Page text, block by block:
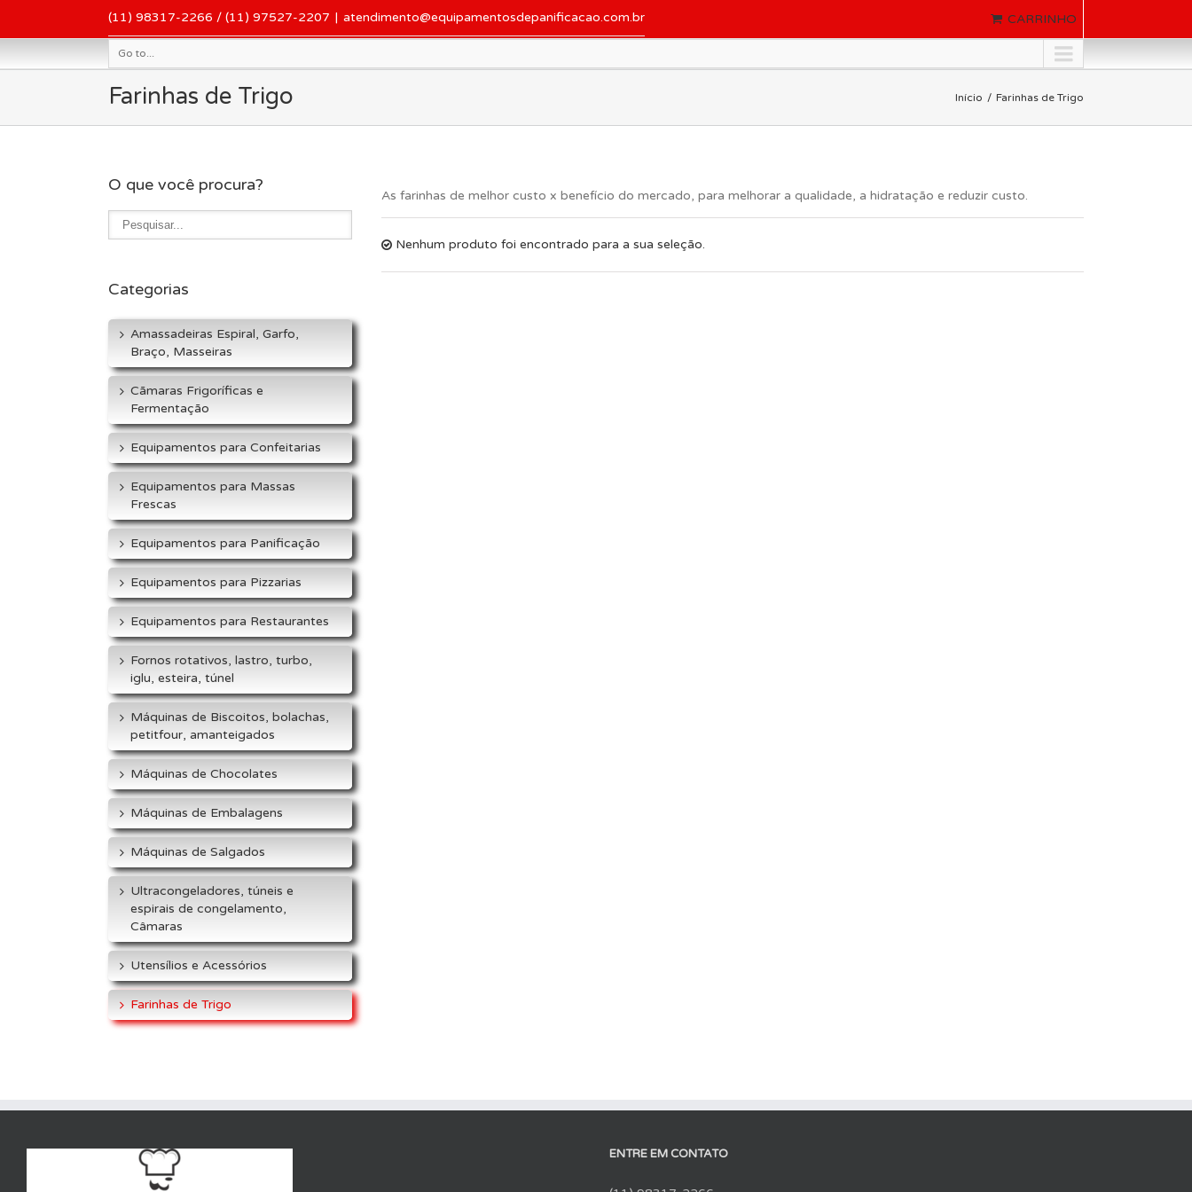
(11) 98317-2266 / (11) 97527-2207 | atendimento@equipamentosdepanificacao.com.br CARRINHO
Go to...
Farinhas de Trigo Início Farinhas de Trigo
As farinhas de melhor custo x benefício do mercado, para melhorar a qualidade, a hidratação e reduzir custo.
Nenhum produto foi encontrado para a sua seleção.
O que você procura?
Categorias
Amassadeiras Espiral, Garfo,
Braço, Masseiras
Cãmaras Frigoríficas e
Fermentação
Equipamentos para Confeitarias
Equipamentos para Massas
Frescas
Equipamentos para Panificação
Equipamentos para Pizzarias
Equipamentos para Restaurantes
Fornos rotativos, lastro, turbo,
iglu, esteira, túnel
Máquinas de Biscoitos, bolachas,
petitfour, amanteigados
Máquinas de Chocolates
Máquinas de Embalagens
Máquinas de Salgados
Ultracongeladores, túneis e
espirais de congelamento,
Câmaras
Utensílios e Acessórios
Farinhas de Trigo
ENTRE EM CONTATO